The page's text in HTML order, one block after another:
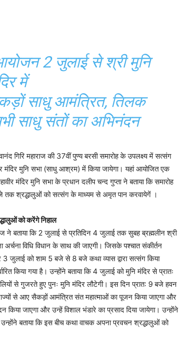
2 जुलाई से श्री मुनि
में
साधु आमंत्रित, तिलक
साधु संतों का अभिनंदन
गिरि महाराज की 37वीं पुण्य बरसी समारोह के उपलक्ष्य में सत्संग
मुनि सभा (साधु आश्रम) में किया जायेगा। यहां आयोजित एक
मंदिर मुनि सभा के प्रधान दलीप चन्द गुप्ता ने बताया कि समारोह
श्रद्धालुओं को सत्संग के माध्यम से अमृत पान करवायेगें ।
को करेंगे निहाल
ने बताया कि 2 जुलाई से प्रतिदिन 4 जुलाई तक सुबह ब्रह्मलीन श्री
विधि विधान के साथ की जाएगी। जिसके पश्चात संकीर्तन
3 जुलाई को शाम 5 बजे से 8 बजे कथा व्यास द्वारा सत्संग किया
किया गया है। उन्होंने बताया कि 4 जुलाई को मुनि मंदिर से प्रातः
से गुजरते हुए पुनः मुनि मंदिर लौटेगी। इस दिन प्रात: 9 बजे हवन
से आए सैकड़ों आमंत्रित संत महात्माओं का पूजन किया जाएगा और
जाएगा और उन्हें विशाल भंडारे का प्रसाद दिया जायेगा। उन्होंने
बताया कि इस बीच कथा वाचक अपना प्रवचन श्रद्धालुओं को